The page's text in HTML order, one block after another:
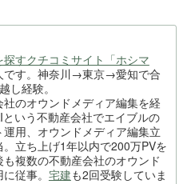
すクチコミサイト「ホシマ
です。神奈川→東京→愛知で合
し経験。
社のオウンドメディア編集を経
という不動産会社でエイブルの
用、オウンドメディア編集立
。立ち上げ1年以内で200万PVを
複数の不動産会社のオウンド
従事。 宅建も2回受験していま